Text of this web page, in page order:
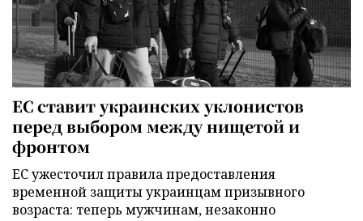
ЕС ставит украинских уклонистов
перед выбором между нищетой и
фронтом
ЕС ужесточил правила предоставления
временной защиты украинцам призывного
возраста: теперь мужчинам, незаконно